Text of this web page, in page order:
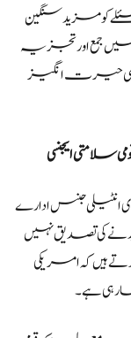
کو مزید سنگین
جمع اور تجزیہ
بھی حیرت انگیز
سلامتی ایجنسی
انٹیلی جنس ادارے
کی تصدیق نہیں
ہیں کہ امریکی
رہی ہے۔